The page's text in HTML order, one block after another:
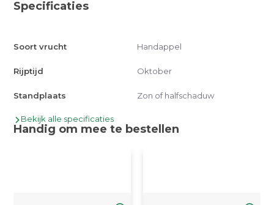
Specificaties
Soort vrucht Handappel
Rijptijd Oktober
Standplaats Zon of halfschaduw
Bekijk alle specificaties
Handig om mee te bestellen